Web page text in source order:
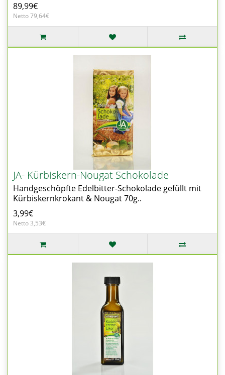
89,99€
Netto 79,64€
JA- Kürbiskern-Nougat Schokolade
Handgeschöpfte Edelbitter-Schokolade gefüllt mit
Kürbiskernkrokant & Nougat 70g..
3,99€
Netto 3,53€